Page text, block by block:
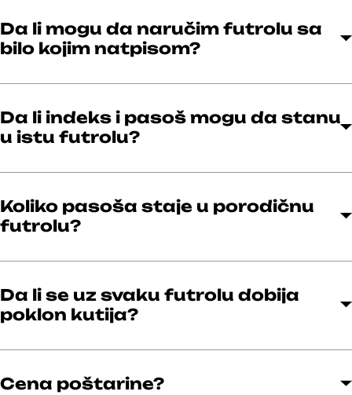
Da li mogu da naručim futrolu sa
bilo kojim natpisom?
Da li indeks i pasoš mogu da stanu
u istu futrolu?
Koliko pasoša staje u porodičnu
futrolu?
Da li se uz svaku futrolu dobija
poklon kutija?
Cena poštarine?